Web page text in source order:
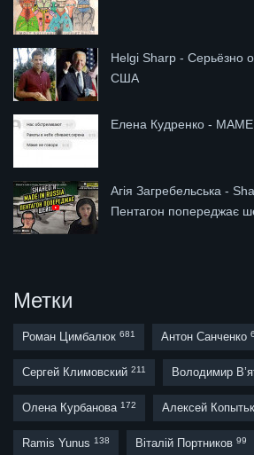
Helgi Sharp - Серьёзно
США
Елена Кудренко -
Агія Загребельська -
Пентагон попереджає
Метки
Роман Цимбалюк 681 Антон Санченко
Сергей Климовский 211 Володимир
Олена Курбанова 172 Алексей
Ramis Yunus 138 Віталій Портников 99